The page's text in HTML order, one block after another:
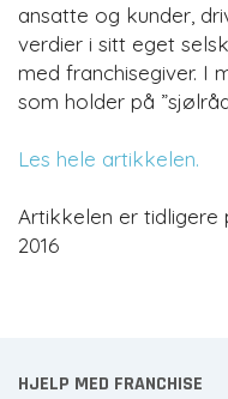
ansatte og kunder,
verdier i sitt eget
med franchisegiver. I
som holder på
Les hele artikkelen.
Artikkelen er tidligere
2016
HJELP MED FRANCHISE